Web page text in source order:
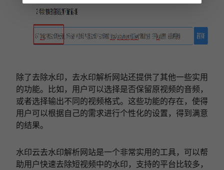
除了去除水印，去水印解析网站还提供了其他一些实用
的功能。比如，用户可以选择是否保留原视频的音频，
或者选择输出不同的视频格式。这些功能的存在，使得
用户可以根据自己的需求进行个性化的设置，得到满意
的结果。
水印云去水印解析网站是一个非常实用的工具，可以帮
助用户快速去除短视频中的水印，支持的平台比较多，